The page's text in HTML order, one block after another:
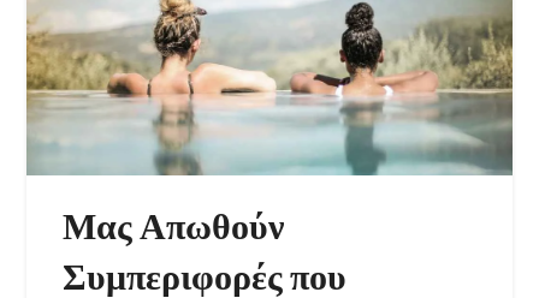
Μας Απωθούν
Συμπεριφορές που